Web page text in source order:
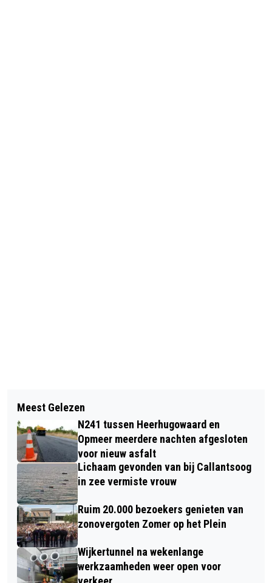
BIJNA 20 JAAR GENIETEN VAN
PENSIOEN: GEMIDDELD HEEFT 65-
JARIGE NOG 21 JAAR TE LEVEN
COLLEGE ALKMAAR KIEST VOOR
VEILIGER EN GROENERE INRICHTING
HELDERSEWEG NOORD
Meest Gelezen
N241 tussen Heerhugowaard en
Opmeer meerdere nachten afgesloten
voor nieuw asfalt
Lichaam gevonden van bij Callantsoog
in zee vermiste vrouw
Ruim 20.000 bezoekers genieten van
zonovergoten Zomer op het Plein
Wijkertunnel na wekenlange
werkzaamheden weer open voor